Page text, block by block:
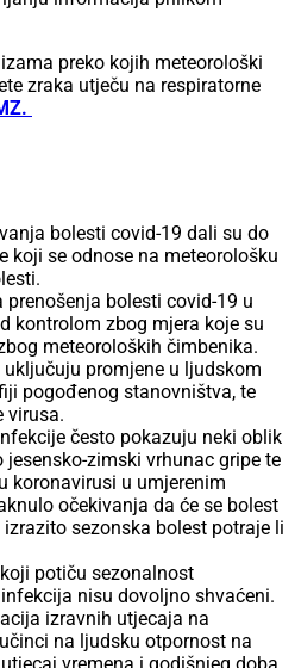
preko kojih meteorološki
zraka utječu na respiratorne
bolesti covid-19 dali su do
koji se odnose na meteorološku
prenošenja bolesti covid-19 u
kontrolom zbog mjera koje su
meteoroloških čimbenika.
promjene u ljudskom
pogođenog stanovništva, te
virusa.
često pokazuju neki oblik
zimski vrhunac gripe te
koronavirusi u umjerenim
očekivanja da će se bolest
sezonska bolest potraje li
potiču sezonalnost
nisu dovoljno shvaćeni.
izravnih utjecaja na
na ljudsku otpornost na